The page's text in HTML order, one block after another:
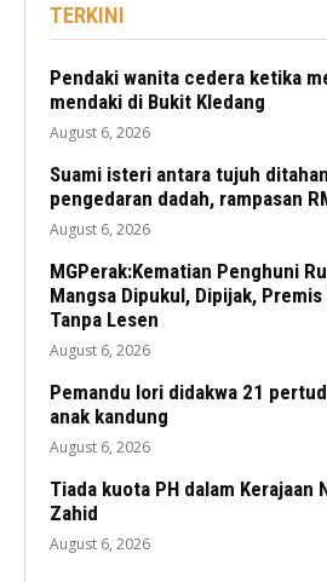
TERKINI
Pendaki wanita cedera ketika
mendaki di Bukit Kledang
August 6, 2026
Suami isteri antara tujuh
pengedaran dadah, rampasan
August 6, 2026
MGPerak:Kematian Penghuni
Mangsa Dipukul, Dipijak,
Tanpa Lesen
August 6, 2026
Pemandu lori didakwa 21
anak kandung
August 6, 2026
Tiada kuota PH dalam Kerajaan
Zahid
August 6, 2026